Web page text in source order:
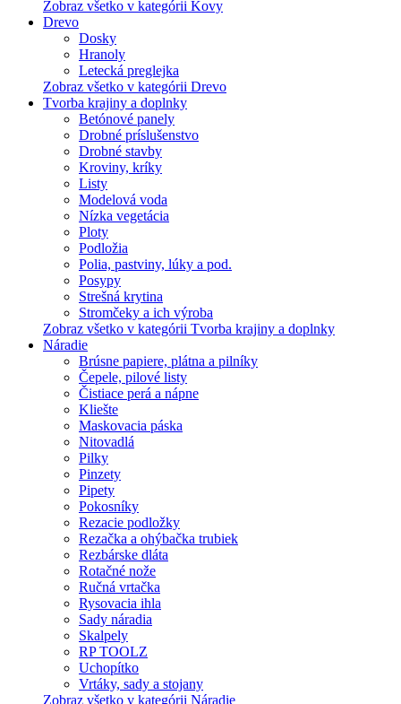
Zobraz všetko v kategórii Kovy
Drevo
Dosky
Hranoly
Letecká preglejka
Zobraz všetko v kategórii Drevo
Tvorba krajiny a doplnky
Betónové panely
Drobné príslušenstvo
Drobné stavby
Kroviny, kríky
Listy
Modelová voda
Nízka vegetácia
Ploty
Podložia
Polia, pastviny, lúky a pod.
Posypy
Strešná krytina
Stromčeky a ich výroba
Zobraz všetko v kategórii Tvorba krajiny a doplnky
Náradie
Brúsne papiere, plátna a pilníky
Čepele, pilové listy
Čistiace perá a nápne
Kliešte
Maskovacia páska
Nitovadlá
Pilky
Pinzety
Pipety
Pokosníky
Rezacie podložky
Rezačka a ohýbačka trubiek
Rezbárske dláta
Rotačné nože
Ručná vrtačka
Rysovacia ihla
Sady náradia
Skalpely
RP TOOLZ
Uchopítko
Vrtáky, sady a stojany
Zobraz všetko v kategórii Náradie